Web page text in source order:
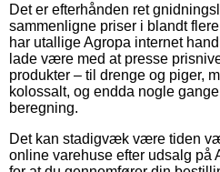
Det er efterhånden ret
sammenligne priser i blandt
har utallige Agropa internet
lade være med at presse
produkter – til drenge og piger,
kolossalt, og endda nogle
beregning.
Det kan stadigvæk være tiden
online varehuse efter udsalg på